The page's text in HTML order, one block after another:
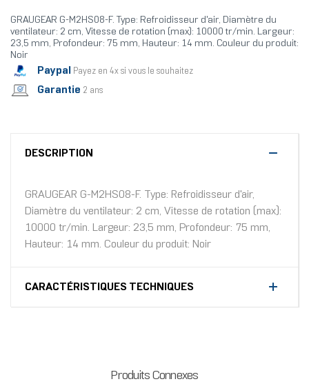
GRAUGEAR G-M2HS08-F. Type: Refroidisseur d'air, Diamètre du
ventilateur: 2 cm, Vitesse de rotation (max): 10000 tr/min. Largeur:
23,5 mm, Profondeur: 75 mm, Hauteur: 14 mm. Couleur du produit:
Noir
Paypal Payez en 4x si vous le souhaitez
Garantie 2 ans
DESCRIPTION
GRAUGEAR G-M2HS08-F. Type: Refroidisseur d'air,
Diamètre du ventilateur: 2 cm, Vitesse de rotation (max):
10000 tr/min. Largeur: 23,5 mm, Profondeur: 75 mm,
Hauteur: 14 mm. Couleur du produit: Noir
CARACTÉRISTIQUES TECHNIQUES
Produits Connexes